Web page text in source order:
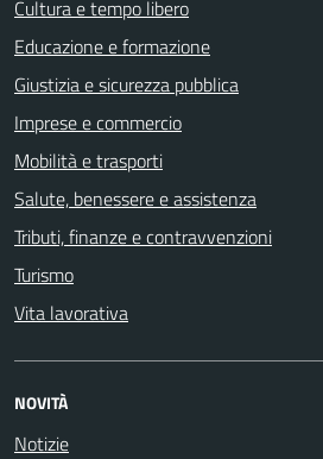
Cultura e tempo libero
Educazione e formazione
Giustizia e sicurezza pubblica
Imprese e commercio
Mobilità e trasporti
Salute, benessere e assistenza
Tributi, finanze e contravvenzioni
Turismo
Vita lavorativa
NOVITÀ
Notizie